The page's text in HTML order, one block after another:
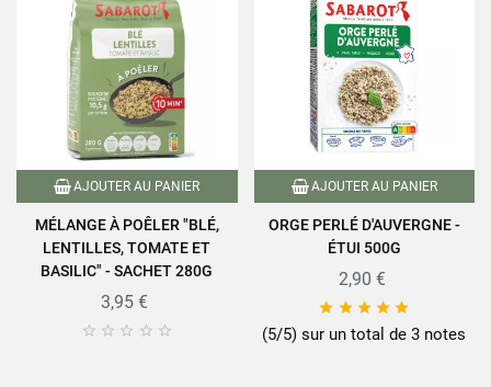
AJOUTER AU PANIER
MÉLANGE À POÊLER "BLÉ,
LENTILLES, TOMATE ET
BASILIC" - SACHET 280G
3,95 €
    
AJOUTER AU PANIER
ORGE PERLÉ D'AUVERGNE -
ÉTUI 500G
2,90 €
    
(5/5) sur un total de 3 notes